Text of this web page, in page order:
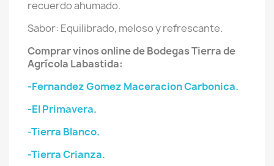
recuerdo ahumado.
Sabor: Equilibrado, meloso y refrescante.
Comprar vinos online de Bodegas Tierra de
Agrícola Labastida:
-Fernandez Gomez Maceracion Carbonica.
-El Primavera.
-Tierra Blanco.
-Tierra Crianza.